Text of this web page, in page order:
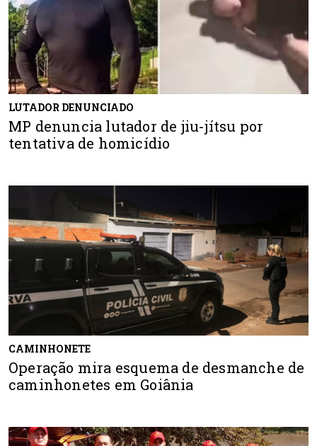
LUTADOR DENUNCIADO
MP denuncia lutador de jiu-jítsu por
tentativa de homicídio
CAMINHONETE
Operação mira esquema de desmanche de
caminhonetes em Goiânia